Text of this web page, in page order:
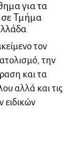
για τα
Τμήμα
τον
την
και τα
αλλά και τις
ειδικών